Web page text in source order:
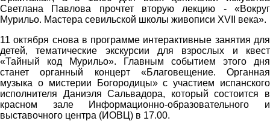
Светлана Павлова прочтет вторую лекцию - «Вокруг
Мурильо. Мастера севильской школы живописи XVII века».
11 октября снова в программе интерактивные занятия для
детей, тематические экскурсии для взрослых и квест
«Тайный код Мурильо». Главным событием этого дня
станет органный концерт «Благовещение. Органная
музыка о мистерии Богородицы» с участием испанского
исполнителя Даниэля Сальвадора, который состоится в
красном зале Информационно-образовательного и
выставочного центра (ИОВЦ) в 17.00.